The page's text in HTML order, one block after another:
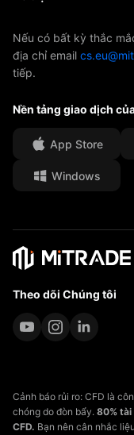
Giải thưởng & Chứng
Trung tâm Hỗ trợ
Nếu có bất kỳ thắc
địa chỉ email
tiếp.
Nền tảng giao dịch
App Store
Windows
Theo dõi Chúng tôi
Cảnh báo rủi ro: CFD là
chóng do đòn bẩy. 80% tài
CFD. Bạn nên cân nhắc